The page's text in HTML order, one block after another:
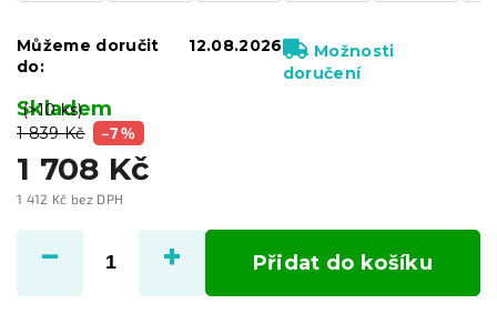
1 839 Kč –7 %
1 708 Kč
1 412 Kč bez DPH
cena:
Skladem
(>10 ks)
Můžeme doručit
do:
12.08.2026
Možnosti
doručení
Přidat do košíku